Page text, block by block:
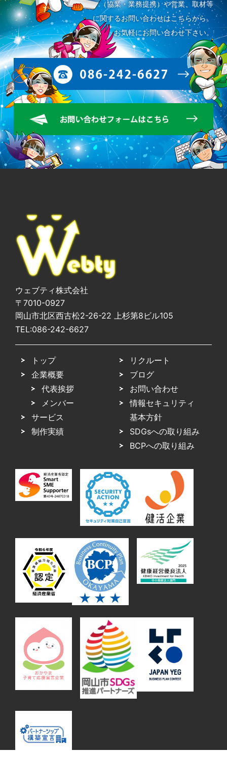
（協業・業務提携）や営業、取材等
に関するお問い合わせはこちらから。
お気軽にお問い合わせ下さい。
ウェブティ株式会社
〒7010-0927
岡山市北区西古松2-26-22 上杉第8ビル105
TEL:086-242-6627
トップ
企業概要
代表挨拶
メンバー
サービス
制作実績
リクルート
ブログ
お問い合わせ
情報セキュリティ
基本方針
SDGsへの取り組み
BCPへの取り組み